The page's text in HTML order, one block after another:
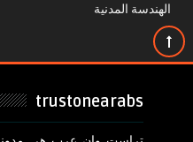
الهندسة المدنية
trustonearabs